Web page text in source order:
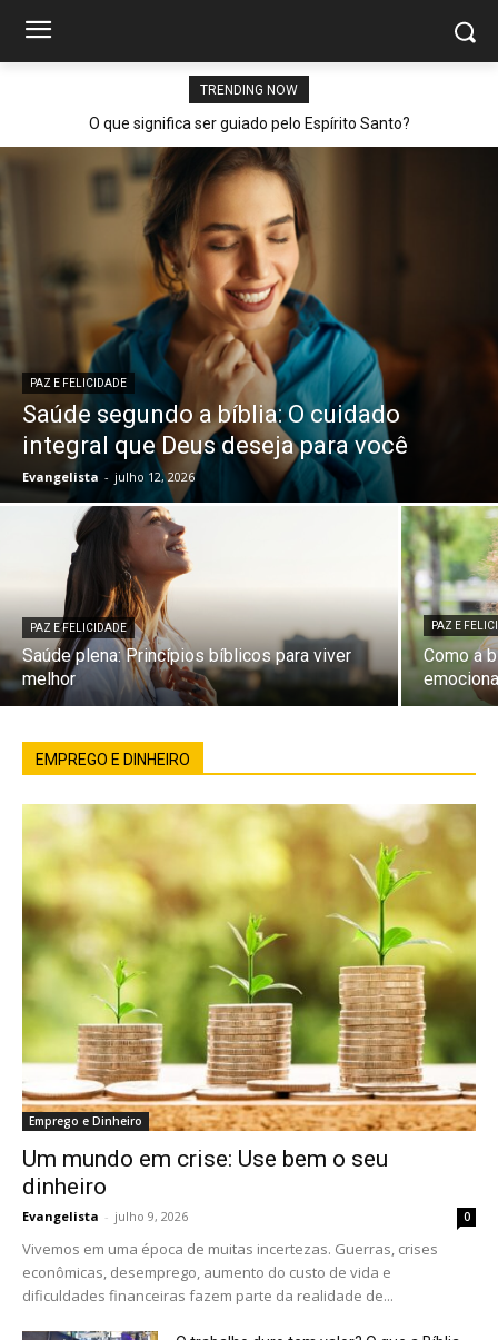
TRENDING NOW
O que significa ser guiado pelo Espírito Santo?
PAZ E FELICIDADE
Saúde segundo a bíblia: O cuidado
integral que Deus deseja para você
Evangelista - julho 12, 2026
PAZ E FELICIDADE
Saúde plena: Princípios bíblicos para viver
melhor
PAZ E
Como a
EMPREGO E DINHEIRO
Emprego e Dinheiro
Um mundo em crise: Use bem o seu
dinheiro
Evangelista - julho 9, 2026 0
Vivemos em uma época de muitas incertezas. Guerras, crises
econômicas, desemprego, aumento do custo de vida e
dificuldades financeiras fazem parte da realidade de...